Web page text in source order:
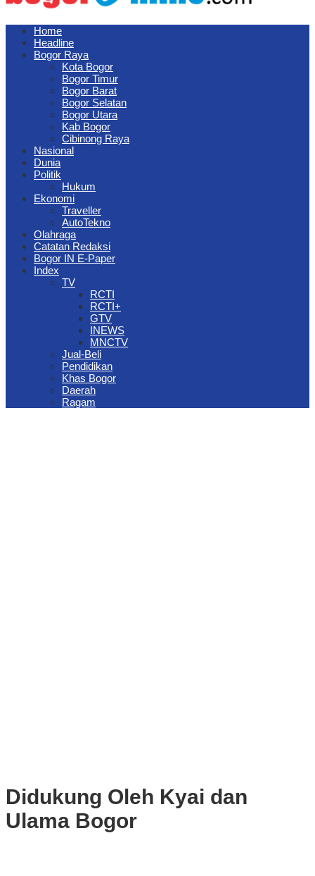
Home
Headline
Bogor Raya
Kota Bogor
Bogor Timur
Bogor Barat
Bogor Selatan
Bogor Utara
Kab Bogor
Cibinong Raya
Nasional
Dunia
Politik
Hukum
Ekonomi
Traveller
AutoTekno
Olahraga
Catatan Redaksi
Bogor IN E-Paper
Index
TV
RCTI
RCTI+
GTV
INEWS
MNCTV
Jual-Beli
Pendidikan
Khas Bogor
Daerah
Ragam
Didukung Oleh Kyai dan
Ulama Bogor